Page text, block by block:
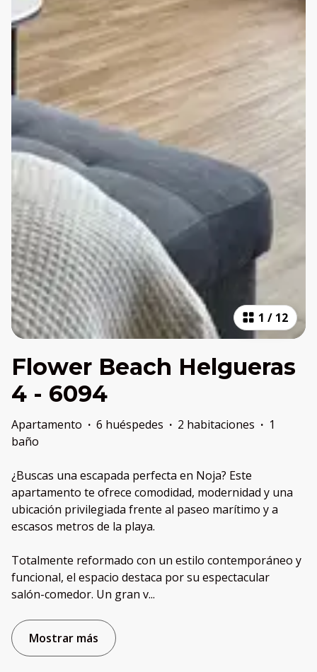
1 / 12
Flower Beach Helgueras
4 - 6094
Apartamento · 6 huéspedes · 2 habitaciones · 1
baño
¿Buscas una escapada perfecta en Noja? Este
apartamento te ofrece comodidad, modernidad y una
ubicación privilegiada frente al paseo marítimo y a
escasos metros de la playa.
Totalmente reformado con un estilo contemporáneo y
funcional, el espacio destaca por su espectacular
salón-comedor. Un gran v...
Mostrar más